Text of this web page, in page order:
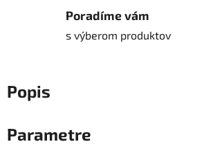
Poradíme vám
s výberom produktov
Popis
Parametre